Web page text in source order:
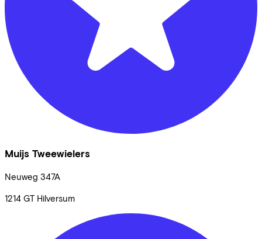
Muijs Tweewielers
Neuweg 347A
1214 GT Hilversum